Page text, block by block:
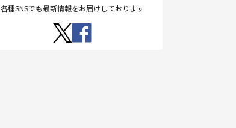
各種SNSでも最新情報をお届けしております